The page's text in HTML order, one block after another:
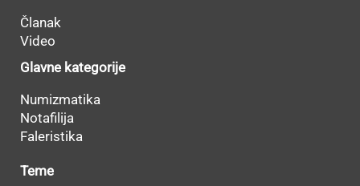
Članak
Video
Glavne kategorije
Numizmatika
Notafilija
Faleristika
Teme